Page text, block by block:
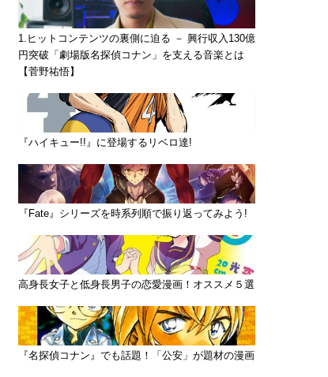
1.ヒットコンテンツの裏側に迫る － 興行収入130億
円突破「劇場版名探偵コナン」を支える音楽とは
【菅野祐悟】
『ハイキュー!!』に登場するリベロ達!
『Fate』シリーズを時系列順で振り返ってみよう!
高身長女子と低身長男子の恋愛漫画！オススメ５選
『名探偵コナン』でも話題！「公安」が題材の漫画